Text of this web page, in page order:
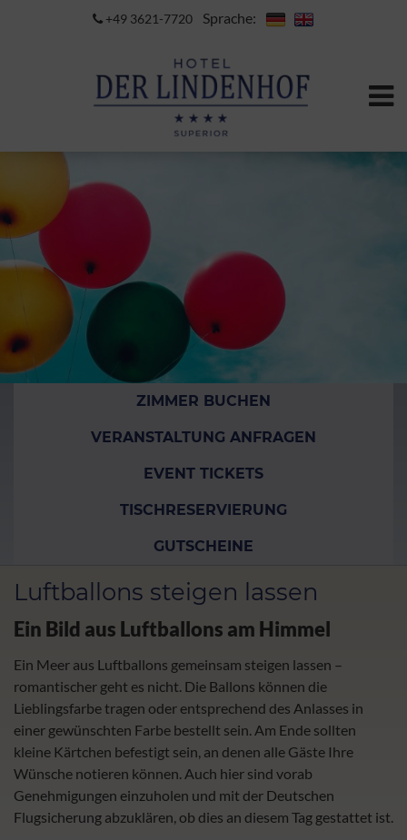
+49 3621-7720 Sprache:
ZIMMER BUCHEN
VERANSTALTUNG ANFRAGEN
EVENT TICKETS
TISCHRESERVIERUNG
GUTSCHEINE
Luftballons steigen lassen
Ein Bild aus Luftballons am Himmel
Ein Meer aus Luftballons gemeinsam steigen lassen –
romantischer geht es nicht. Die Ballons können die
Lieblingsfarbe tragen oder entsprechend des Anlasses in
einer gewünschten Farbe bestellt sein. Am Ende sollten
kleine Kärtchen befestigt sein, an denen alle Gäste Ihre
Wünsche notieren können. Auch hier sind vorab
Genehmigungen einzuholen und mit der Deutschen
Flugsicherung abzuklären, ob dies an diesem Tag gestattet ist.